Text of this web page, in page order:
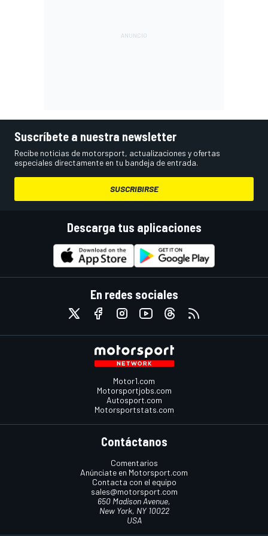
Suscríbete a nuestra newsletter
Recibe noticias de motorsport, actualizaciones y ofertas
especiales directamente en tu bandeja de entrada.
SUSCRIBIRSE
Descarga tus aplicaciones
En redes sociales
Motor1.com
Motorsportjobs.com
Autosport.com
Motorsportstats.com
Contáctanos
Comentarios
Anúnciate en Motorsport.com
Contacta con el equipo
sales@motorsport.com
650 Madison Avenue,
New York, NY 10022
USA